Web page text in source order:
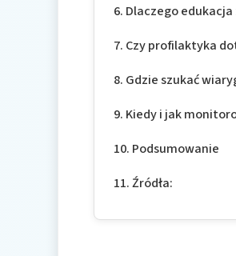
Dlaczego
Czy profilaktyka
Gdzie szukać
Kiedy i jak
Podsumowanie
Źródła: